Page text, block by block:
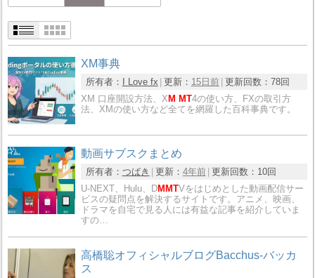
XM事典
所有者： I Love fx 更新： 15日前 更新回数： 78回
XM 口座開設方法、X M MT4の使い方、FXの取引方
法、XMの使い方など全てを網羅した百科事典です。
動画サブスクまとめ
所有者： つばき 更新： 4年前 更新回数： 10回
U-NEXT、Hulu、DMMTVをはじめとした動画配信サー
ビスの疑問点を解決するサイトです。アニメ、映画、
ドラマを自宅で見る人には有益な記事を紹介していま
すの…
高橋聡オフィシャルブログBacchus-バッカ
ス